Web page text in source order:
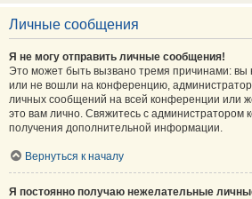
Личные сообщения
Я не могу отправить личные сообщения!
Это может быть вызвано тремя причинами: вы
или не вошли на конференцию, администратор
личных сообщений на всей конференции или
это вам лично. Свяжитесь с администратором
получения дополнительной информации.
Вернуться к началу
Я постоянно получаю нежелательные